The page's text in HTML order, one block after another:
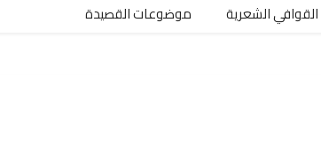
القوافي الشعرية​ موضوعات القصيدة​